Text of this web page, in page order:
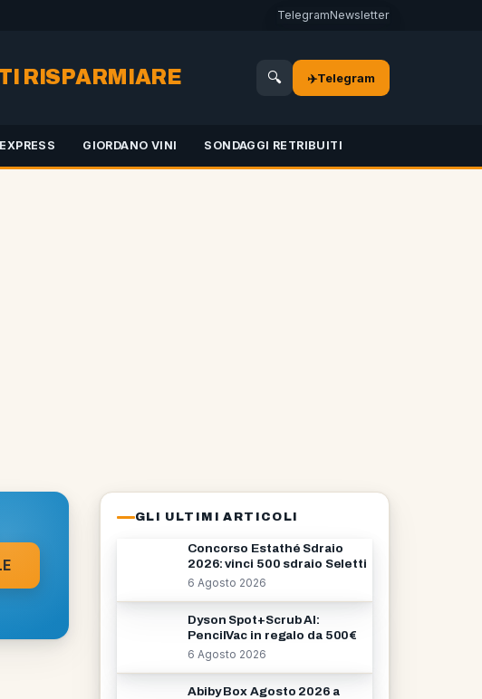
TelegramNewsletter
RISPARMIARE 🔍 ✈️Telegram
GIORDANO VINI SONDAGGI RETRIBUITI
GLI ULTIMI ARTICOLI
Concorso Estathé Sdraio
2026: vinci 500 sdraio Seletti
6 Agosto 2026
Dyson Spot+Scrub AI:
PencilVac in regalo da 500€
6 Agosto 2026
Abiby Box Agosto 2026 a